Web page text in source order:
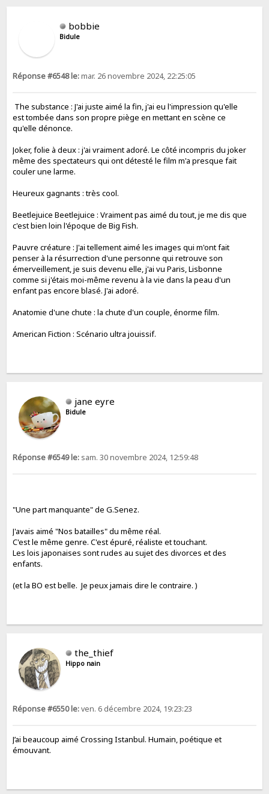
bobbie
Bidule
Réponse #6548 le:mar. 26 novembre 2024, 22:25:05
The substance : J'ai juste aimé la fin, j'ai eu l'impression qu'elle
est tombée dans son propre piège en mettant en scène ce
qu'elle dénonce.
Joker, folie à deux : j'ai vraiment adoré. Le côté incompris du joker
même des spectateurs qui ont détesté le film m'a presque fait
couler une larme.
Heureux gagnants : très cool.
Beetlejuice Beetlejuice : Vraiment pas aimé du tout, je me dis que
c'est bien loin l'époque de Big Fish.
Pauvre créature : J'ai tellement aimé les images qui m'ont fait
penser à la résurrection d'une personne qui retrouve son
émerveillement, je suis devenu elle, j'ai vu Paris, Lisbonne
comme si j'étais moi-même revenu à la vie dans la peau d'un
enfant pas encore blasé. J'ai adoré.
Anatomie d'une chute : la chute d'un couple, énorme film.
American Fiction : Scénario ultra jouissif.
jane eyre
Bidule
Réponse #6549 le: sam. 30 novembre 2024, 12:59:48
"Une part manquante" de G.Senez.
J'avais aimé "Nos batailles" du même réal.
C'est le même genre. C'est épuré, réaliste et touchant.
Les lois japonaises sont rudes au sujet des divorces et des
enfants.
(et la BO est belle. Je peux jamais dire le contraire. )
the_thief
Hippo nain
Réponse #6550 le:ven. 6 décembre 2024, 19:23:23
J’ai beaucoup aimé Crossing Istanbul. Humain, poétique et
émouvant.